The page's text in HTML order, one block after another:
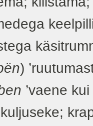
keelpilli
)
’vaene